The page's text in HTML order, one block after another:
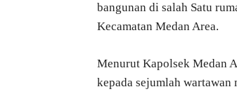
bangunan di salah Satu
Kecamatan Medan Area.
Menurut Kapolsek Medan
kepada sejumlah